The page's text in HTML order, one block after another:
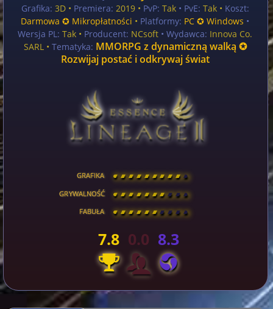
Grafika: 3D • Premiera: 2019 • PvP: Tak• PvE: Tak • Koszt:
Darmowa ✪ Mikropłatności • Platformy: PC ✪ Windows •
Wersja PL: Tak • Producent: NCsoft • Wydawca: Innova Co.
SARL • Tematyka: MMORPG z dynamiczną walką ✪
Rozwijaj postać i odkrywaj świat
GRAFIKA [ \ \ \ \ \ \ \ \ ]
GRYWALNOŚĆ [ \ \ \ \ \ \ \ \ ]
FABUŁA [ \ \ \ \ \ \ \ \ ]
7.8 0.0 8.3